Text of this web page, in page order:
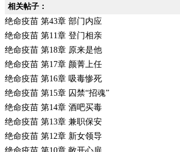
相关帖子：
绝命疫苗 第43章 部门内应
绝命疫苗 第11章 登门相亲
绝命疫苗 第18章 原来是他
绝命疫苗 第17章 颜菁上任
绝命疫苗 第16章 吸毒惨死
绝命疫苗 第15章 囚禁“招魂”
绝命疫苗 第14章 酒吧买毒
绝命疫苗 第13章 兼职保安
绝命疫苗 第12章 新女领导